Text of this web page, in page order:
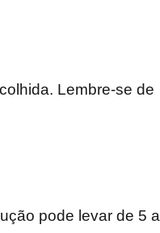
Lembre-se de
pode levar de 5 a